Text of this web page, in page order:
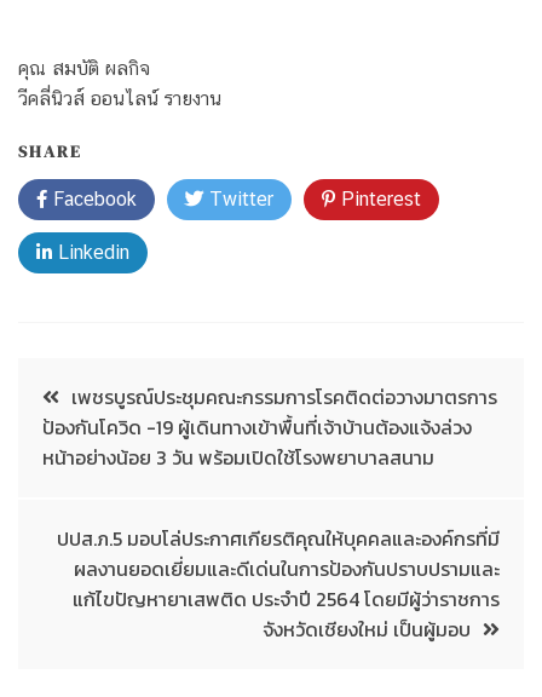
คุณ สมบัติ ผลกิจ
วีคลี่นิวส์ ออนไลน์ รายงาน
SHARE
Facebook Twitter Pinterest
Linkedin
เพชรบูรณ์ประชุมคณะกรรมการโรคติดต่อวางมาตรการ
ป้องกันโควิด -19 ผู้เดินทางเข้าพื้นที่เจ้าบ้านต้องแจ้งล่วง
หน้าอย่างน้อย 3 วัน พร้อมเปิดใช้โรงพยาบาลสนาม
ปปส.ภ.5 มอบโล่ประกาศเกียรติคุณให้บุคคลและองค์กรที่มี
ผลงานยอดเยี่ยมและดีเด่นในการป้องกันปราบปรามและ
แก้ไขปัญหายาเสพติด ประจำปี 2564 โดยมีผู้ว่าราชการ
จังหวัดเชียงใหม่ เป็นผู้มอบ